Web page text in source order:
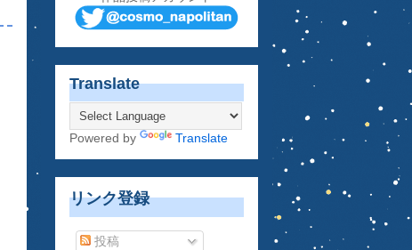
Translate
Powered by Translate
リンク登録
投稿